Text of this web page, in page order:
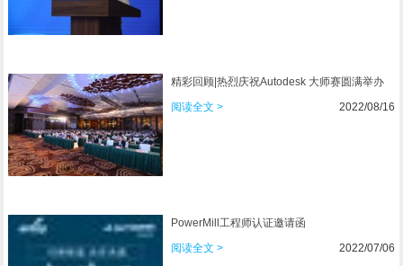
精彩回顾|热烈庆祝Autodesk 大师赛圆满举办
阅读全文 >
2022/08/16
PowerMill工程师认证邀请函
阅读全文 >
2022/07/06